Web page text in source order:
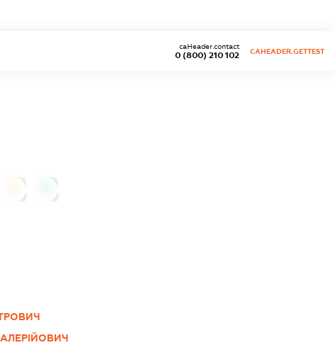
0 (800) 210 102
caHeader.contact
CAHEADER.GETTEST